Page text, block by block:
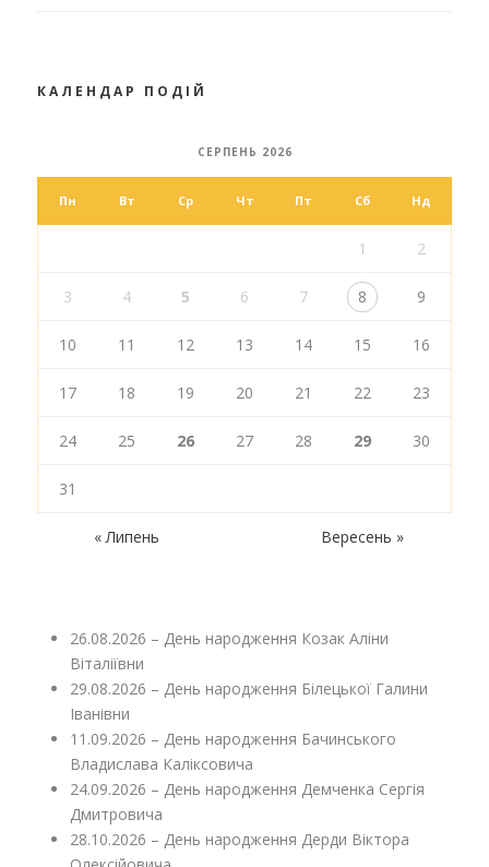
КАЛЕНДАР ПОДІЙ
СЕРПЕНЬ 2026
Пн Вт Ср Чт Пт Сб Нд
1 2
3 4 5 6 7 8 9
10 11 12 13 14 15 16
17 18 19 20 21 22 23
24 25 26 27 28 29 30
31
« Липень Вересень »
26.08.2026 – День народження Козак Аліни
Віталіївни
29.08.2026 – День народження Білецької Галини
Іванівни
11.09.2026 – День народження Бачинського
Владислава Каліксовича
24.09.2026 – День народження Демченка Сергія
Дмитровича
28.10.2026 – День народження Дерди Віктора